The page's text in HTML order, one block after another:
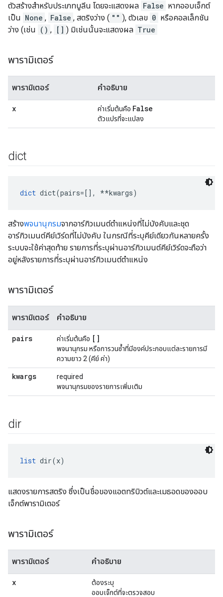
ตัวสร้างสำหรับประเภทบูลีน โดยจะแสดงผล False หากออบเจ็กต์
เป็น None , False , สตริงว่าง ( "" ), ตัวเลข 0 หรือคอลเล็กชัน
ว่าง (เช่น () , [] ) มิเช่นนั้นจะแสดงผล True
พารามิเตอร์
พารามิเตอร์ คำอธิบาย
x ค่าเริ่มต้นคือ False
ตัวแปรที่จะแปลง
dict
dict dict(pairs=[], **kwargs)
สร้างพจนานุกรมจากอาร์กิวเมนต์ตำแหน่งที่ไม่บังคับและชุด
อาร์กิวเมนต์คีย์เวิร์ดที่ไม่บังคับ ในกรณีที่ระบุคีย์เดียวกันหลายครั้ง
ระบบจะใช้ค่าสุดท้าย รายการที่ระบุผ่านอาร์กิวเมนต์คีย์เวิร์ดจะถือว่า
อยู่หลังรายการที่ระบุผ่านอาร์กิวเมนต์ตำแหน่ง
พารามิเตอร์
พารามิเตอร์ คำอธิบาย
pairs ค่าเริ่มต้นคือ []
พจนานุกรม หรือการวนซ้ำที่มีองค์ประกอบแต่ละรายการมี
ความยาว 2 (คีย์ ค่า)
kwargs
required
พจนานุกรมของรายการเพิ่มเติม
dir
list dir(x)
แสดงรายการสตริง ซึ่งเป็นชื่อของแอตทริบิวต์และเมธอดของออบ
เจ็กต์พารามิเตอร์
พารามิเตอร์
พารามิเตอร์ คำอธิบาย
x
ต้องระบุ
ออบเจ็กต์ที่จะตรวจสอบ